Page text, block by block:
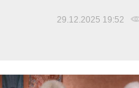
29.12.2025 19:52